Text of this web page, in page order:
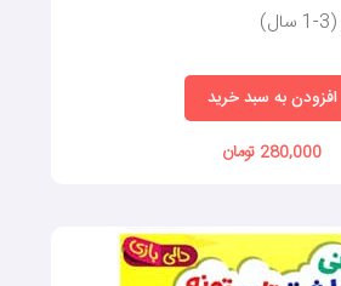
افزودن به سبد خرید
280,000 تومان